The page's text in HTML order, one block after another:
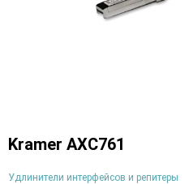
Kramer AXC761
Удлинители интерфейсов и репитеры